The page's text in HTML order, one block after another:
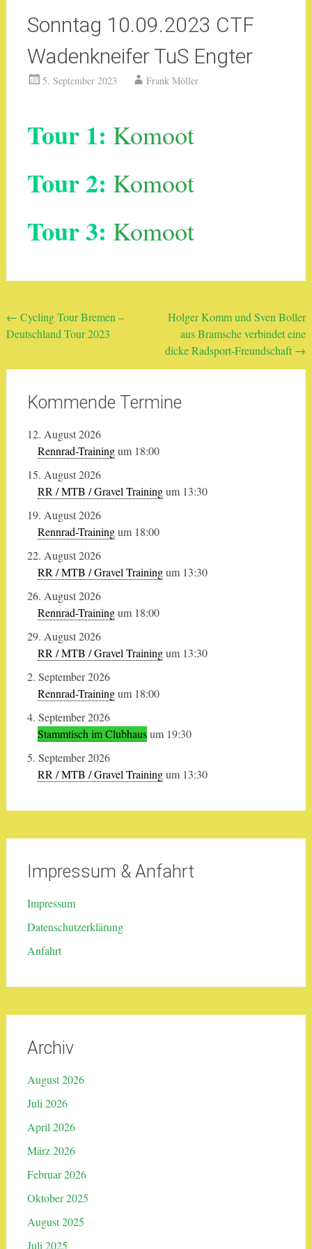
Sonntag 10.09.2023 CTF
Wadenkneifer TuS Engter
5. September 2023 Frank Möller
Tour 1: Komoot
Tour 2: Komoot
Tour 3: Komoot
Beitragsnavigation
← Cycling Tour Bremen –
Deutschland Tour 2023
Holger Komm und Sven Boller
aus Bramsche verbindet eine
dicke Radsport-Freundschaft →
Kommende Termine
12. August 2026
Rennrad-Trainingum 18:00
15. August 2026
RR / MTB / Gravel Trainingum 13:30
19. August 2026
Rennrad-Trainingum 18:00
22. August 2026
RR / MTB / Gravel Trainingum 13:30
26. August 2026
Rennrad-Trainingum 18:00
29. August 2026
RR / MTB / Gravel Trainingum 13:30
2. September 2026
Rennrad-Trainingum 18:00
4. September 2026
Stammtisch im Clubhausum 19:30
5. September 2026
RR / MTB / Gravel Trainingum 13:30
Impressum & Anfahrt
Impressum
Datenschutzerklärung
Anfahrt
Archiv
August 2026
Juli 2026
April 2026
März 2026
Februar 2026
Oktober 2025
August 2025
Juli 2025